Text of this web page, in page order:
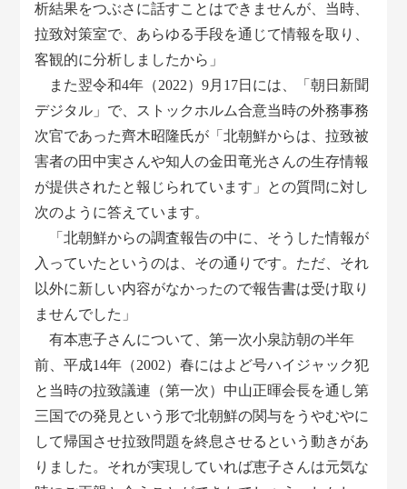
析結果をつぶさに話すことはできませんが、当時、
拉致対策室で、あらゆる手段を通じて情報を取り、
客観的に分析しましたから」
また翌令和4年（2022）9月17日には、「朝日新聞
デジタル」で、ストックホルム合意当時の外務事務
次官であった齊木昭隆氏が「北朝鮮からは、拉致被
害者の田中実さんや知人の金田竜光さんの生存情報
が提供されたと報じられています」との質問に対し
次のように答えています。
「北朝鮮からの調査報告の中に、そうした情報が
入っていたというのは、その通りです。ただ、それ
以外に新しい内容がなかったので報告書は受け取り
ませんでした」
有本恵子さんについて、第一次小泉訪朝の半年
前、平成14年（2002）春にはよど号ハイジャック犯
と当時の拉致議連（第一次）中山正暉会長を通し第
三国での発見という形で北朝鮮の関与をうやむやに
して帰国させ拉致問題を終息させるという動きがあ
りました。それが実現していれば恵子さんは元気な